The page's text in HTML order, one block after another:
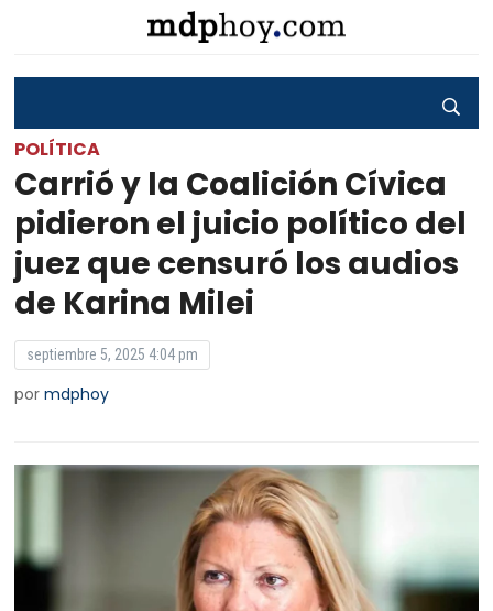
POLÍTICA
Carrió y la Coalición Cívica
pidieron el juicio político del
juez que censuró los audios
de Karina Milei
septiembre 5, 2025 4:04 pm
pormdphoy